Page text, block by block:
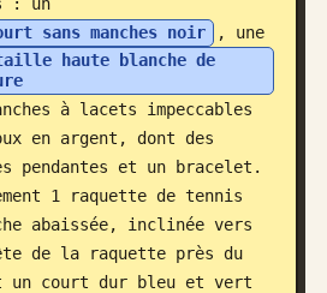
sans manches noir
, une
haute blanche de
à lacets impeccables
en argent, dont des
pendantes et un bracelet.
1 raquette de tennis
abaissée, inclinée vers
de la raquette près du
un court dur bleu et vert